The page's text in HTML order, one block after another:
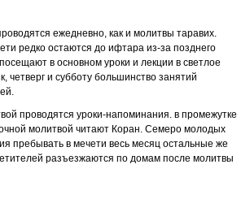
ежедневно, как и молитвы таравих.
редко остаются до ифтара из-за позднего
в основном уроки и лекции в светлое
четверг и субботу большинство занятий
проводятся уроки-напоминания. в промежутке
молитвой читают Коран. Семеро молодых
пребывать в мечети весь месяц остальные же
разъезжаются по домам после молитвы